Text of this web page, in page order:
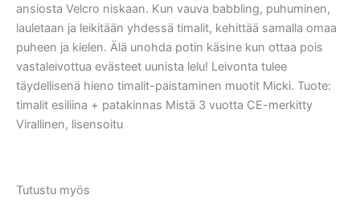
ansiosta Velcro niskaan. Kun vauva babbling, puhuminen,
lauletaan ja leikitään yhdessä timalit, kehittää samalla omaa
puheen ja kielen. Älä unohda potin käsine kun ottaa pois
vastaleivottua evästeet uunista lelu! Leivonta tulee
täydellisenä hieno timalit-paistaminen muotit Micki. Tuote:
timalit esiliina + patakinnas Mistä 3 vuotta CE-merkitty
Virallinen, lisensoitu
Tutustu myös